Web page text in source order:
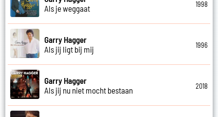
Als je weggaat
1998
Garry Hagger
Als jij ligt bij mij
1996
Garry Hagger
Als jij nu niet mocht bestaan
2018